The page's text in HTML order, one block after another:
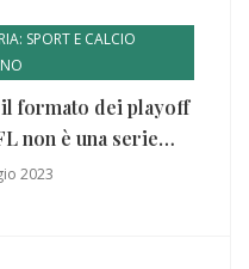
SPORT E CALCIO
formato dei playoff
non è una serie
di sette" come
2023